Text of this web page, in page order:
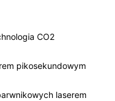
CO2
pikosekundowym
laserem